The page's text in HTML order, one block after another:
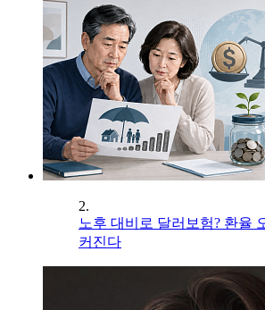
2.
노후 대비로 달러보험? 환율
커진다